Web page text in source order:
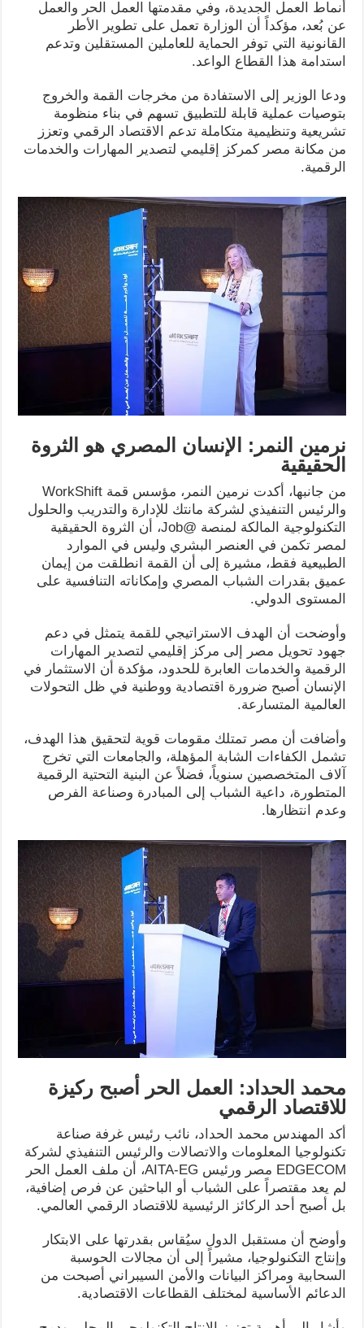
أنماط العمل الجديدة، وفي مقدمتها العمل الحر والعمل
عن بُعد، مؤكداً أن الوزارة تعمل على تطوير الأطر
القانونية التي توفر الحماية للعاملين المستقلين وتدعم
استدامة هذا القطاع الواعد.
ودعا الوزير إلى الاستفادة من مخرجات القمة والخروج
بتوصيات عملية قابلة للتطبيق تسهم في بناء منظومة
تشريعية وتنظيمية متكاملة تدعم الاقتصاد الرقمي وتعزز
من مكانة مصر كمركز إقليمي لتصدير المهارات والخدمات
الرقمية.
نرمين النمر: الإنسان المصري هو الثروة
الحقيقية
من جانبها، أكدت نرمين النمر، مؤسس قمة WorkShift
والرئيس التنفيذي لشركة مانتك للإدارة والتدريب والحلول
التكنولوجية المالكة لمنصة @Job، أن الثروة الحقيقية
لمصر تكمن في العنصر البشري وليس في الموارد
الطبيعية فقط، مشيرة إلى أن القمة انطلقت من إيمان
عميق بقدرات الشباب المصري وإمكاناته التنافسية على
المستوى الدولي.
وأوضحت أن الهدف الاستراتيجي للقمة يتمثل في دعم
جهود تحويل مصر إلى مركز إقليمي لتصدير المهارات
الرقمية والخدمات العابرة للحدود، مؤكدة أن الاستثمار في
الإنسان أصبح ضرورة اقتصادية ووطنية في ظل التحولات
العالمية المتسارعة.
وأضافت أن مصر تمتلك مقومات قوية لتحقيق هذا الهدف،
تشمل الكفاءات الشابة المؤهلة، والجامعات التي تخرج
آلاف المتخصصين سنوياً، فضلاً عن البنية التحتية الرقمية
المتطورة، داعية الشباب إلى المبادرة وصناعة الفرص
وعدم انتظارها.
محمد الحداد: العمل الحر أصبح ركيزة
للاقتصاد الرقمي
أكد المهندس محمد الحداد، نائب رئيس غرفة صناعة
تكنولوجيا المعلومات والاتصالات والرئيس التنفيذي لشركة
EDGECOM مصر ورئيس AITA-EG، أن ملف العمل الحر
لم يعد مقتصراً على الشباب أو الباحثين عن فرص إضافية،
بل أصبح أحد الركائز الرئيسية للاقتصاد الرقمي العالمي.
وأوضح أن مستقبل الدول سيُقاس بقدرتها على الابتكار
وإنتاج التكنولوجيا، مشيراً إلى أن مجالات الحوسبة
السحابية ومراكز البيانات والأمن السيبراني أصبحت من
الدعائم الأساسية لمختلف القطاعات الاقتصادية.